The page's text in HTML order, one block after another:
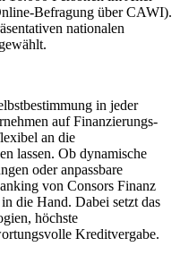
Befragung über CAWI).
nationalen
in jeder
auf Finanzierungs-
an die
lassen. Ob dynamische
oder anpassbare
von Consors Finanz
die Hand. Dabei setzt das
höchste
Kreditvergabe.